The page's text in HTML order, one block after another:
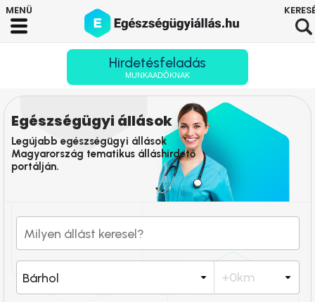
Hirdetésfeladás
MUNKAADÓKNAK
Egészségügyi állások
Legújabb egészségügyi állások
Magyarország tematikus álláshirdető
portálján.